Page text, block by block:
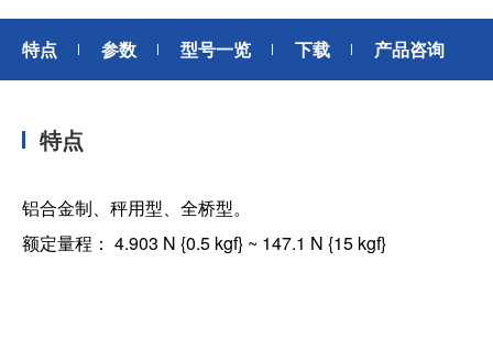
特点 参数 型号一览 下载 产品咨询
特点
铝合金制、秤用型、全桥型。
额定量程： 4.903 N {0.5 kgf} ~ 147.1 N {15 kgf}